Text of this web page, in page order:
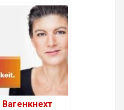
найбільшу
Європи
Вагенкнехт